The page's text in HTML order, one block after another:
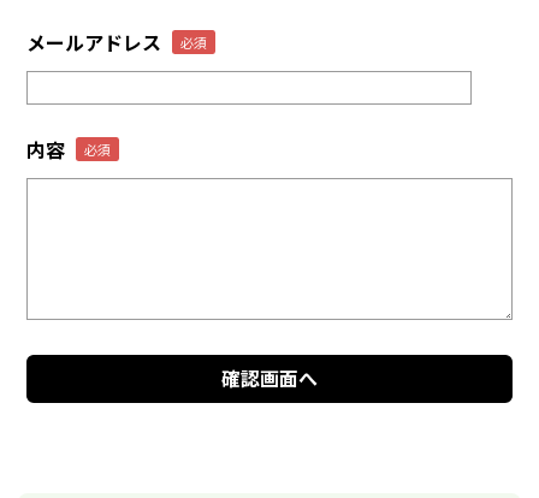
メールアドレス
内容